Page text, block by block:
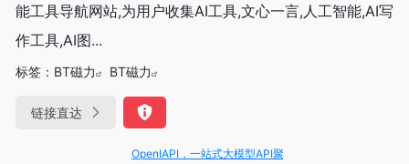
能工具导航网站,为用户收集AI工具,文心一言,人工智能,AI写
作工具,AI图...
标签： BT磁力 BT磁力
链接直达
OpenIAPI，一站式大模型API聚合平台